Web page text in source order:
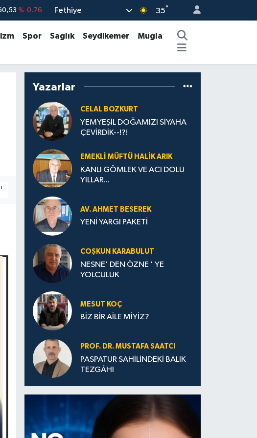
%0.17
%0.01
%1.44
%64
Fethiye 35°
Spor Sağlık Seydikemer
Muğla
+
Yazarlar
CELAL BOZKURT
YEMYEŞİL DOĞAMIZI SİYAHA
ÇEVİRDİK--!?!
EMEKLI MÜFTÜ HALIK ARIK
KANLI GÖMLEK VE ACI DOLU
YILLAR...
AV. AHMET BESEREK
YENİ YARGI PAKETİ
COŞKUN KARABULUT
NESNE' DEN ÖZNE ' YE
YOLCULUK
MESUT KOÇ
BİZ BİR AİLE MİYİZ?
PROF. DR. MUSTAFA SAATCI
PASPATUR SAHİLİNDEKİ BALIK
TEZGÂHI